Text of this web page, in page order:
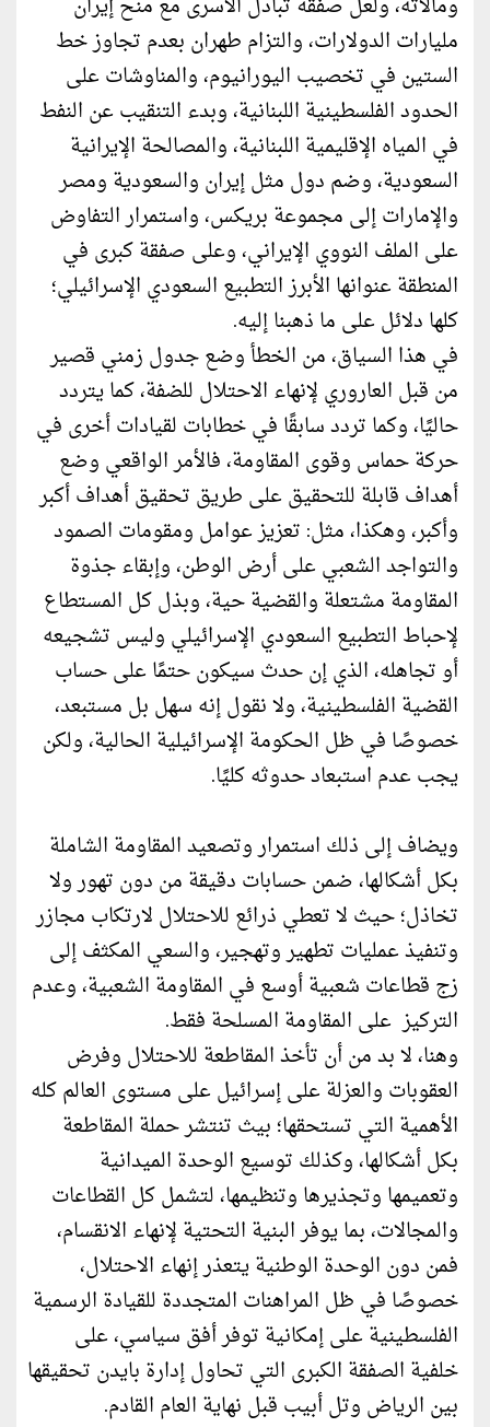
مليارات الدولارات، والتزام طهران بعدم تجاوز خط
الستين في تخصيب اليورانيوم، والمناوشات على
الحدود الفلسطينية اللبنانية، وبدء التنقيب عن النفط
في المياه الإقليمية اللبنانية، والمصالحة الإيرانية
السعودية، وضم دول مثل إيران والسعودية ومصر
والإمارات إلى مجموعة بريكس، واستمرار التفاوض
على الملف النووي الإيراني، وعلى صفقة كبرى في
المنطقة عنوانها الأبرز التطبيع السعودي الإسرائيلي؛
كلها دلائل على ما ذهبنا إليه.
في هذا السياق، من الخطأ وضع جدول زمني قصير
من قبل العاروري لإنهاء الاحتلال للضفة، كما يتردد
حاليًا، وكما تردد سابقًا في خطابات لقيادات أخرى في
حركة حماس وقوى المقاومة، فالأمر الواقعي وضع
أهداف قابلة للتحقيق على طريق تحقيق أهداف أكبر
وأكبر، وهكذا، مثل: تعزيز عوامل ومقومات الصمود
والتواجد الشعبي على أرض الوطن، وإبقاء جذوة
المقاومة مشتعلة والقضية حية، وبذل كل المستطاع
لإحباط التطبيع السعودي الإسرائيلي وليس تشجيعه
أو تجاهله، الذي إن حدث سيكون حتمًا على حساب
القضية الفلسطينية، ولا نقول إنه سهل بل مستبعد،
خصوصًا في ظل الحكومة الإسرائيلية الحالية، ولكن
يجب عدم استبعاد حدوثه كليًا.
ويضاف إلى ذلك استمرار وتصعيد المقاومة الشاملة
بكل أشكالها، ضمن حسابات دقيقة من دون تهور ولا
تخاذل؛ حيث لا تعطي ذرائع للاحتلال لارتكاب مجازر
وتنفيذ عمليات تطهير وتهجير، والسعي المكثف إلى
زج قطاعات شعبية أوسع في المقاومة الشعبية، وعدم
التركيز على المقاومة المسلحة فقط.
وهنا، لا بد من أن تأخذ المقاطعة للاحتلال وفرض
العقوبات والعزلة على إسرائيل على مستوى العالم كله
الأهمية التي تستحقها؛ بيث تنتشر حملة المقاطعة
بكل أشكالها، وكذلك توسيع الوحدة الميدانية
وتعميمها وتجذيرها وتنظيمها، لتشمل كل القطاعات
والمجالات، بما يوفر البنية التحتية لإنهاء الانقسام،
فمن دون الوحدة الوطنية يتعذر إنهاء الاحتلال،
خصوصًا في ظل المراهنات المتجددة للقيادة الرسمية
الفلسطينية على إمكانية توفر أفق سياسي، على
خلفية الصفقة الكبرى التي تحاول إدارة بايدن تحقيقها
بين الرياض وتل أبيب قبل نهاية العام القادم.